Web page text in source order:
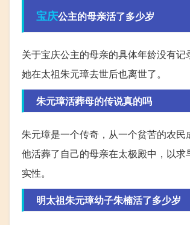
宝庆公主的母亲活了多少岁
关于宝庆公主的母亲的具体年龄没有
她在太祖朱元璋去世后也离世了。
朱元璋活葬母的传说真的吗
朱元璋是一个传奇，从一个贫苦的农
他活葬了自己的母亲在太极殿中，以
实性。
明太祖朱元璋幼子朱楠活了多少岁